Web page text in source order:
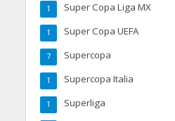
Super Copa Liga MX
1
Super Copa UEFA
1
Supercopa
7
Supercopa Italia
1
Superliga
1